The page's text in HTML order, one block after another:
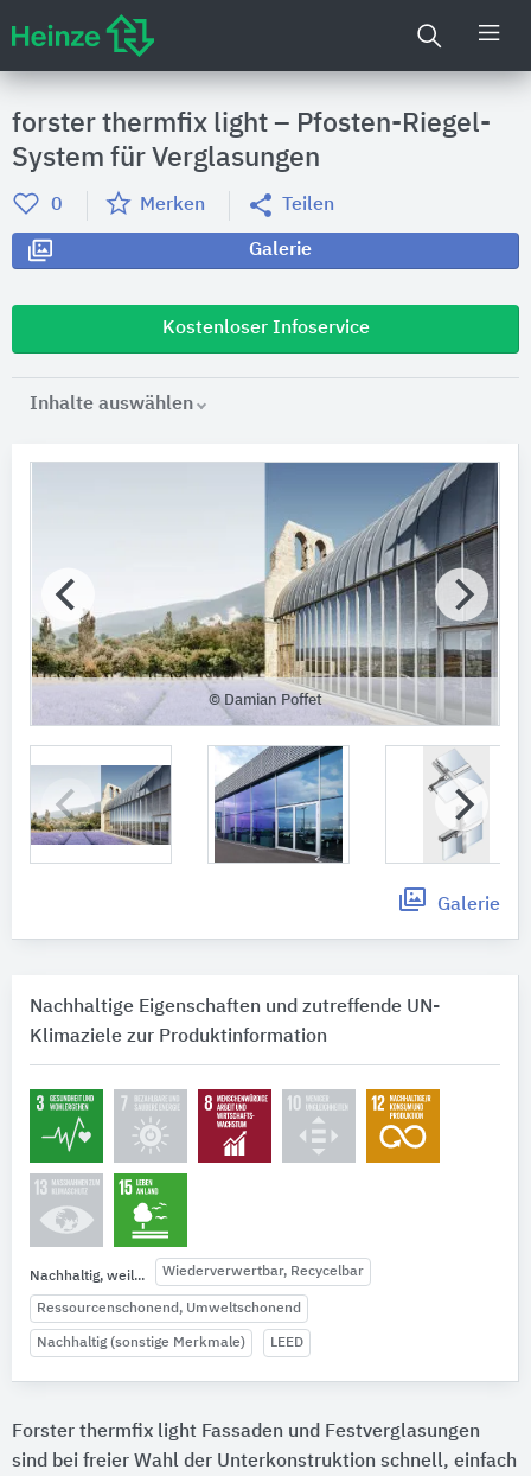
forster thermfix light – Pfosten-Riegel-
System für Verglasungen
0 Merken Teilen
Galerie
Kostenloser Infoservice
Inhalte auswählen
© Damian Poffet
Galerie
Nachhaltige Eigenschaften und zutreffende UN-
Klimaziele zur Produktinformation
Nachhaltig, weil... Wiederverwertbar, Recycelbar
Ressourcenschonend, Umweltschonend
Nachhaltig (sonstige Merkmale) LEED
Forster thermfix light Fassaden und Festverglasungen
sind bei freier Wahl der Unterkonstruktion schnell, einfach